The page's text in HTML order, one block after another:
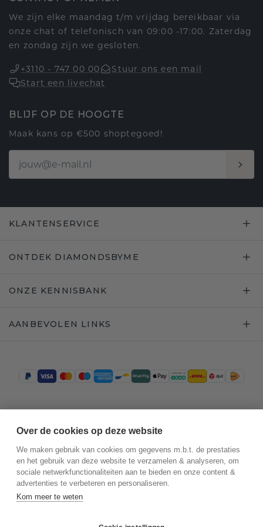
We zijn elke maandag t/m vrijdag bereikbaar via
onze chat of telefonisch van 09:00 -17:00. Zaterdag
en zondag zijn we gesloten.
+3110 - 747 00 00
Stuur ons een mail
Start een livechat
BLIJF OP DE HOOGTE
Maak kans op €500 shoptegoed!
KLANTENSERVICE
ONTDEK DIAMONDSBYME
ONZE KENNISBANK
AANBEVOLEN LINKS
Over de cookies op deze website
We maken gebruik van cookies om gegevens m.b.t. de prestaties
en het gebruik van deze website te verzamelen & analyseren, om
sociale netwerkfunctionaliteiten aan te bieden en onze content &
advertenties te verbeteren en personaliseren.
Kom meer te weten